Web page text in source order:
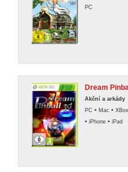
PC
Dream
Akční a arkády
PC • Mac •
• iPhone • iPad